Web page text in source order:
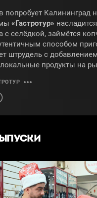
Калининград
«Гастротур»
с селёдкой, займётся
способом
штрудель с
продукты на